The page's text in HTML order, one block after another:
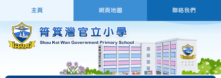
主頁 網頁地圖 聯絡我們